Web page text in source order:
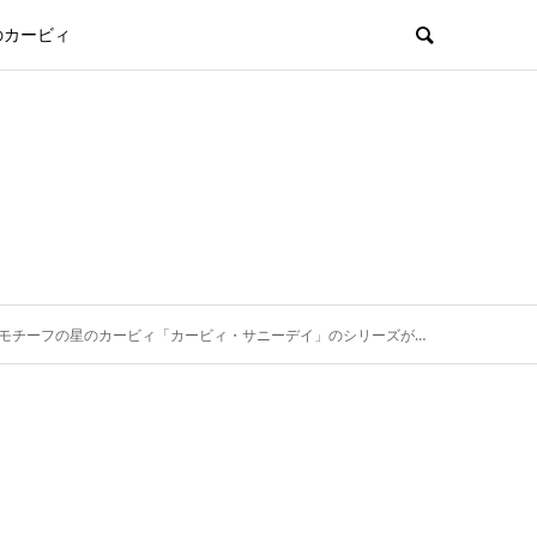
ービィ
の星のカービィ「カービィ・サニーデイ」のシリーズがかわいすぎた。